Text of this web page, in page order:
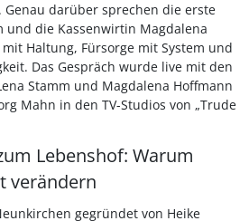
darüber sprechen die erste
und die Kassenwirtin Magdalena
Haltung, Fürsorge mit System und
Das Gespräch wurde live mit den
Stamm und Magdalena Hoffmann
Mahn in den TV-Studios von „Trude
Lebenshof: Warum
verändern
gegründet von Heike